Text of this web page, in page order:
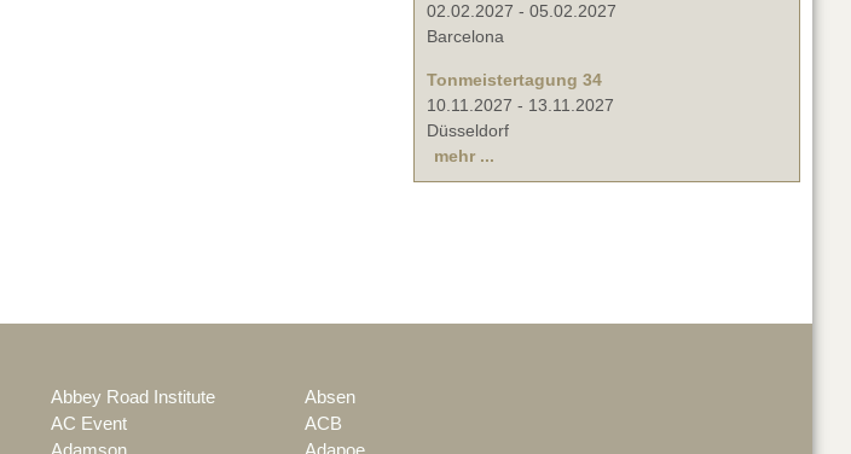
02.02.2027 - 05.02.2027
Barcelona
Tonmeistertagung 34
10.11.2027 - 13.11.2027
Düsseldorf
mehr ...
Abbey Road Institute
Absen
AC Event
ACB
Adamson
Adapoe